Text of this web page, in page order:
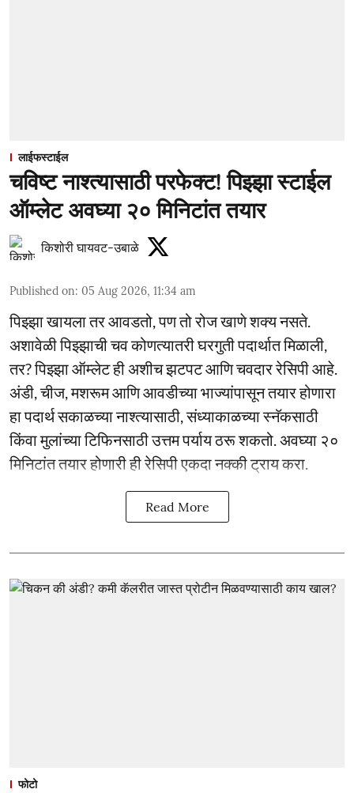
लाईफस्टाईल
चविष्ट नाश्त्यासाठी परफेक्ट! पिझ्झा स्टाईल
ऑम्लेट अवघ्या २० मिनिटांत तयार
किशोरी घायवट-उबाळे
Published on: 05 Aug 2026, 11:34 am
पिझ्झा खायला तर आवडतो, पण तो रोज खाणे शक्य नसते.
अशावेळी पिझ्झाची चव कोणत्यातरी घरगुती पदार्थात मिळाली,
तर? पिझ्झा ऑम्लेट ही अशीच झटपट आणि चवदार रेसिपी आहे.
अंडी, चीज, मशरूम आणि आवडीच्या भाज्यांपासून तयार होणारा
हा पदार्थ सकाळच्या नाश्त्यासाठी, संध्याकाळच्या स्नॅकसाठी
किंवा मुलांच्या टिफिनसाठी उत्तम पर्याय ठरू शकतो. अवघ्या २०
मिनिटांत तयार होणारी ही रेसिपी एकदा नक्की ट्राय करा.
Read More
फोटो